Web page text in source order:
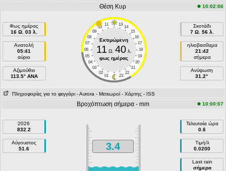
Θέση Κυρ 10:02:06
Φως ημέρας
16 Ω. 03 λ.
Ανατολή
05:41
αύριο
Aζιμούθιο
113.5° ANA
11 13
10
14
09
15
08
16
07
17
06
18
05
19
04
20
03
21
02
22
01 23
Εκτιμώμενη
11 Ω. 40λ.
φως ημέρας
Σκοτάδι
7 Ω. 56 λ.
ηλιοβασίλεμα
21:42
σήμερα
Ανύψωση
31.2°
Πληροφορίες για το φεγγάρι - Αυrora - Μετεωροί - Χάρτης - ISS
Βροχόπτωση σήμερα - mm 10:00:07
2026
832.2
Αύγουστος
51.6
3.4
Τελευταία ώρα
0.6
Τιμή/λ
0.0200
Last rain
σήμερα